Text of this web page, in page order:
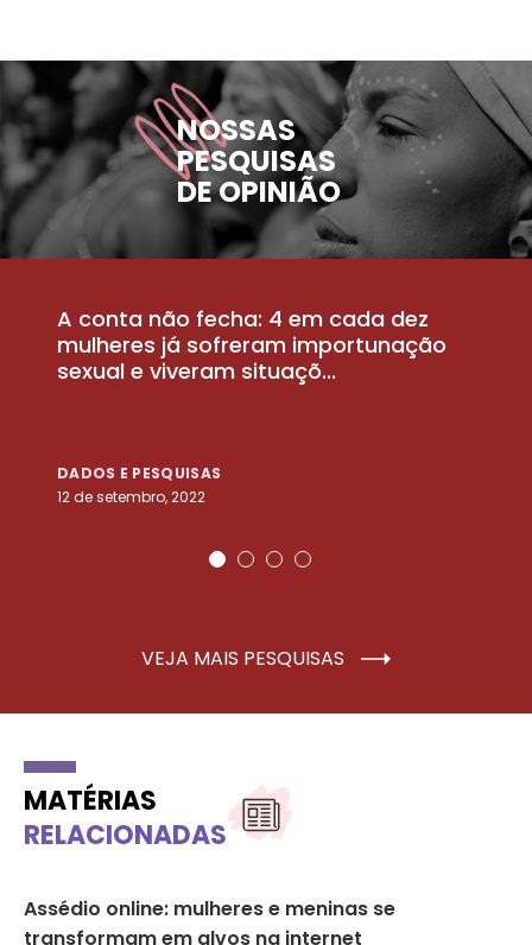
NOSSAS
PESQUISAS
DE OPINIÃO
A conta não fecha: 4 em cada dez
mulheres já sofreram importunação
sexual e viveram situaçõ...
DADOS E PESQUISAS
12 de setembro, 2022
VEJA MAIS PESQUISAS
MATÉRIAS
RELACIONADAS
Assédio online: mulheres e meninas se
transformam em alvos na internet